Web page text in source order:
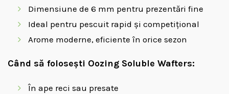
Dimensiune de 6 mm pentru prezentări fine
Ideal pentru pescuit rapid și competițional
Arome moderne, eficiente în orice sezon
Când să folosești Oozing Soluble Wafters:
În ape reci sau presate